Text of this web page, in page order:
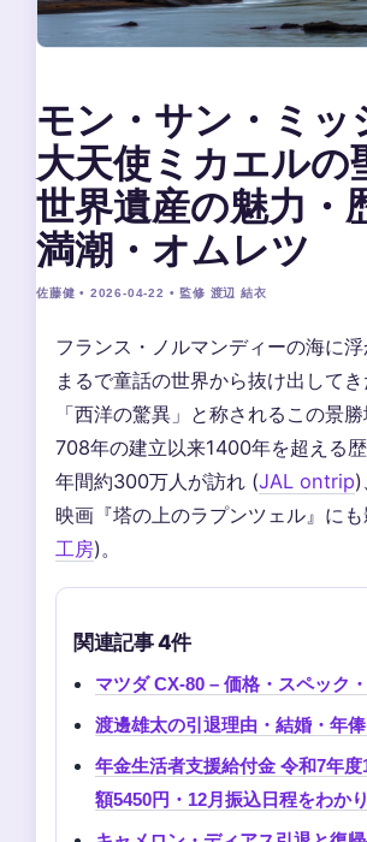
モン・サン・ミッ
大天使ミカエルの
世界遺産の魅力・
満潮・オムレツ
佐藤健 • 2026-04-22 • 監修 渡辺 結衣
フランス・ノルマンディーの海に
まるで童話の世界から抜け出してき
「西洋の驚異」と称されるこの景勝
708年の建立以来1400年を超える
年間約300万人が訪れ (JAL ontrip)
映画『塔の上のラプンツェル』に
工房)。
関連記事 4件
マツダ CX-80 – 価格・スペック
渡邊雄太の引退理由・結婚・年
年金生活者支援給付金 令和7年
額5450円・12月振込日程をわか